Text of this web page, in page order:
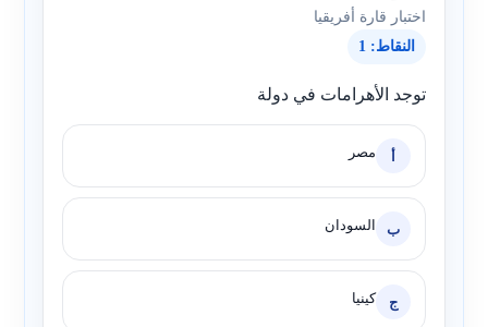
اختبار قارة أفريقيا
النقاط: 1
توجد الأهرامات في دولة
أ مصر
ب السودان
ج كينيا